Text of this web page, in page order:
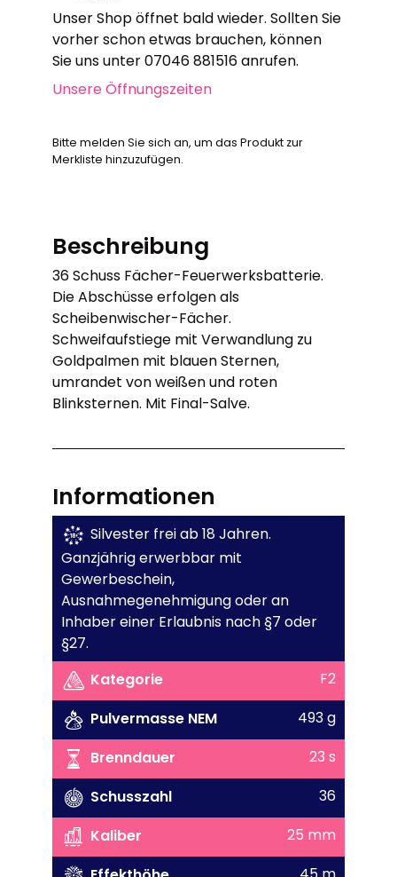
Unser Shop öffnet bald wieder. Sollten Sie
vorher schon etwas brauchen, können
Sie uns unter 07046 881516 anrufen.
Unsere Öffnungszeiten
Bitte melden Sie sich an, um das Produkt zur
Merkliste hinzuzufügen.
Beschreibung
36 Schuss Fächer-Feuerwerksbatterie.
Die Abschüsse erfolgen als
Scheibenwischer-Fächer.
Schweifaufstiege mit Verwandlung zu
Goldpalmen mit blauen Sternen,
umrandet von weißen und roten
Blinksternen. Mit Final-Salve.
Informationen
Silvester frei ab 18 Jahren.
Ganzjährig erwerbbar mit
Gewerbeschein,
Ausnahmegenehmigung oder an
Inhaber einer Erlaubnis nach §7 oder
§27.
Kategorie
F2
Pulvermasse NEM
493 g
Brenndauer
23 s
Schusszahl
36
Kaliber
25 mm